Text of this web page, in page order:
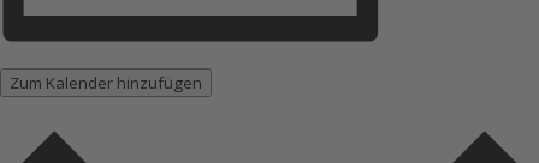
Zum Kalender hinzufügen